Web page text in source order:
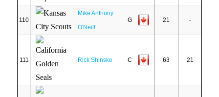
110
Mike Anthony
O'Neill
G 21 -
111 Rick Shinske C 63 21